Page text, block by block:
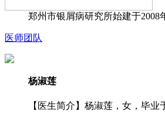
郑州市银屑病研究所始建于
医师团队
杨淑莲
【医生简介】杨淑莲，女，毕业